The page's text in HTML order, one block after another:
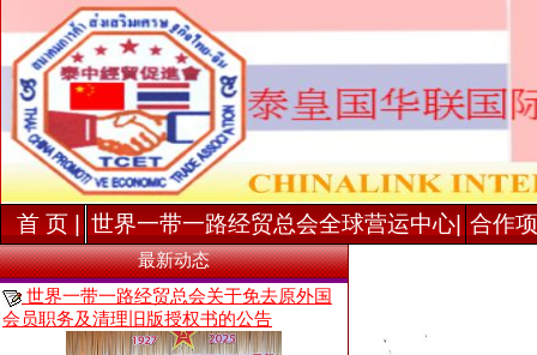
首 页 | 世界一带一路经贸总会全球营运中心| 合作
最新动态
世界一带一路经贸总会关于免去原外国
会员职务及清理旧版授权书的公告